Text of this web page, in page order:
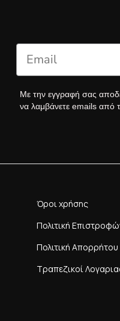
Με την εγγραφή σας
να λαμβάνετε emails από
Όροι χρήσης
Πολιτική
Πολιτική Απορρήτου
Τραπεζικοί